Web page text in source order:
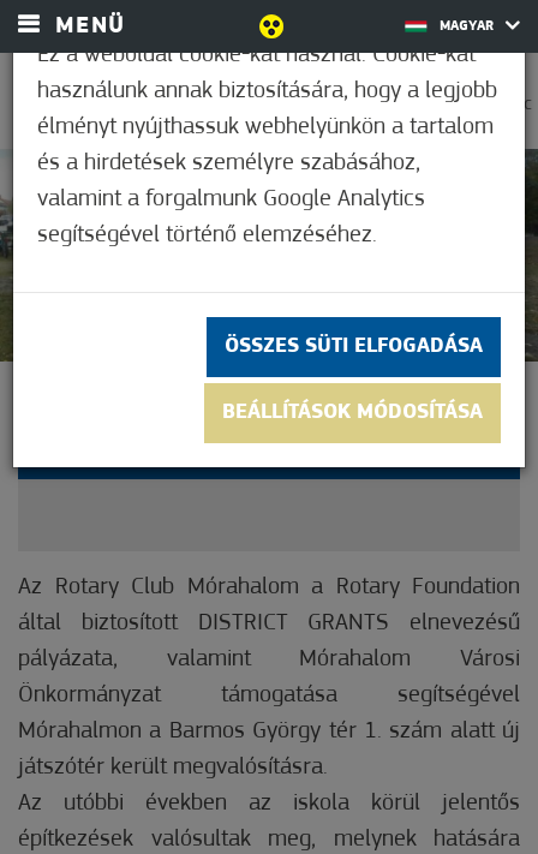
MENÜ MAGYAR
0
25,0°C
Nem értékelt
ÚJ JÁTSZÓTÉR
MÓRAHALMON
Az Rotary Club Mórahalom a Rotary Foundation
által biztosított DISTRICT GRANTS elnevezésű
pályázata, valamint Mórahalom Városi
Önkormányzat támogatása segítségével
Mórahalmon a Barmos György tér 1. szám alatt új
játszótér került megvalósításra.
Az utóbbi években az iskola körül jelentős
építkezések valósultak meg, melynek hatására
Ez a weboldal cookie-kat használ. Cookie-kat
használunk annak biztosítására, hogy a legjobb
élményt nyújthassuk webhelyünkön a tartalom
és a hirdetések személyre szabásához,
valamint a forgalmunk Google Analytics
segítségével történő elemzéséhez.
ÖSSZES SÜTI ELFOGADÁSA
BEÁLLÍTÁSOK MÓDOSÍTÁSA